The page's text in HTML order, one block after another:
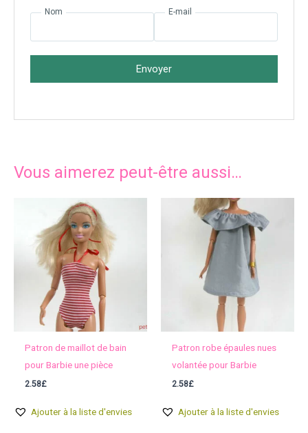
Nom E-mail
Envoyer
Vous aimerez peut-être aussi…
Patron de maillot de bain
pour Barbie une pièce
2.58£
Ajouter à la liste d'envies
Patron robe épaules nues
volantée pour Barbie
2.58£
Ajouter à la liste d'envies